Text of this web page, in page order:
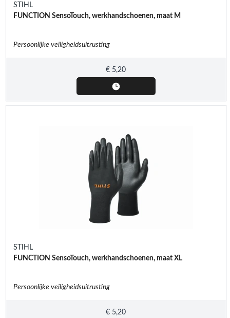
STIHL
FUNCTION SensoTouch, werkhandschoenen, maat M
Persoonlijke veiligheidsuitrusting
€ 5,20
STIHL
FUNCTION SensoTouch, werkhandschoenen, maat XL
Persoonlijke veiligheidsuitrusting
€ 5,20